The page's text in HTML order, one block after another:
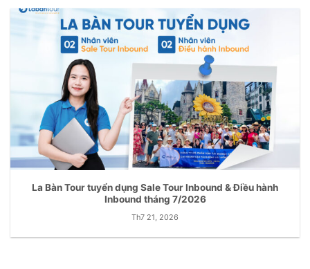
La Bàn Tour tuyển dụng Sale Tour Inbound & Điều hành
Inbound tháng 7/2026
Th7 21, 2026